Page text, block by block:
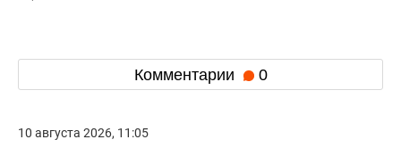
Комментарии 0
10 августа 2026, 11:05